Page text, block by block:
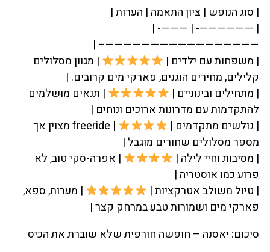
| סוג הנופש | ציון התאמה | הערות |
| ——————- | ———- |
—————————————————– |
| משפחות עם ילדים |
| מגוון מסלולים
קלילים, מחירים הוגנים, פארקי מים קרובים. |
| מתחילים ובינוניים |
| תנאים מושלמים
להתקדמות עם מדרונות ארוכים ונוחים |
| גולשים מתקדמים |
| freeride מצוין אך
מספר מסלולים שחורים מוגבל |
| מסיבות וחיי לילה |
| אפרה-סקי טוב, לא
פרוע כמו אוסטריה |
| טיול משולב אטרקציות |
| מערות, ספא,
פארקי מים ושמורות טבע במרחק קצר |
סיכום: יאסנה – חופשה חורפית שלא שוברת את הכיס